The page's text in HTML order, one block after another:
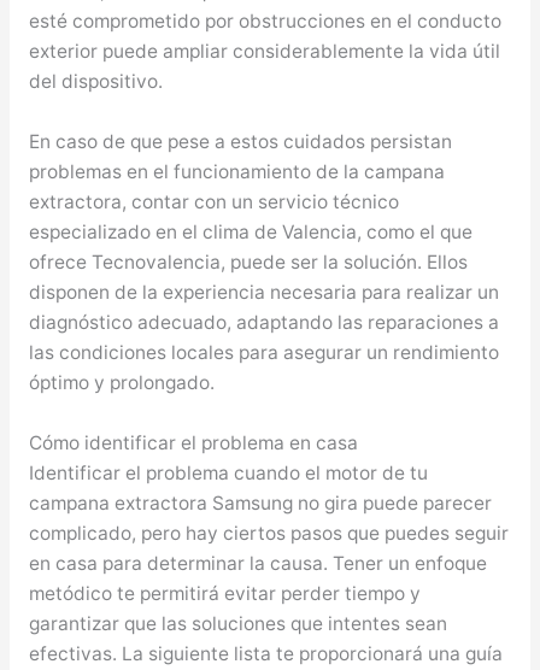
esté comprometido por obstrucciones en el conducto
exterior puede ampliar considerablemente la vida útil
del dispositivo.
En caso de que pese a estos cuidados persistan
problemas en el funcionamiento de la campana
extractora, contar con un servicio técnico
especializado en el clima de Valencia, como el que
ofrece Tecnovalencia, puede ser la solución. Ellos
disponen de la experiencia necesaria para realizar un
diagnóstico adecuado, adaptando las reparaciones a
las condiciones locales para asegurar un rendimiento
óptimo y prolongado.
Cómo identificar el problema en casa
Identificar el problema cuando el motor de tu
campana extractora Samsung no gira puede parecer
complicado, pero hay ciertos pasos que puedes seguir
en casa para determinar la causa. Tener un enfoque
metódico te permitirá evitar perder tiempo y
garantizar que las soluciones que intentes sean
efectivas. La siguiente lista te proporcionará una guía